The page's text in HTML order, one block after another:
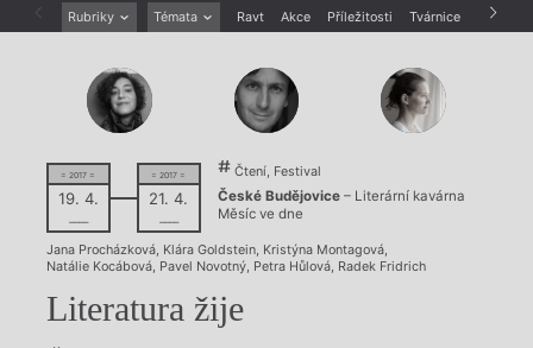
Rubriky Témata Ravt Akce Příležitosti Tvárnice Archiv
Drobná publicistika
Esejistika
Recenze a reflexe
Rozhovory
Právě vychází
Mauzoleum
Divadlo
Dokument
Výroční ceny
= 2017 =
19. 4.
––––
= 2017 =
21. 4.
––––
Čtení, Festival
České Budějovice– Literární kavárna
Měsíc ve dne
Jana Procházková, Klára Goldstein, Kristýna Montagová,
Natálie Kocábová, Pavel Novotný, Petra Hůlová, Radek Fridrich
Literatura žije